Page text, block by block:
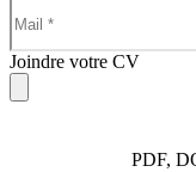
PDF,
Joindre votre CV